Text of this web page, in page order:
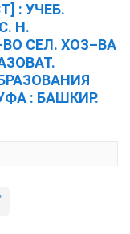
: УЧЕБ.
Н.
СЕЛ. ХОЗ–ВА
: БАШКИР.